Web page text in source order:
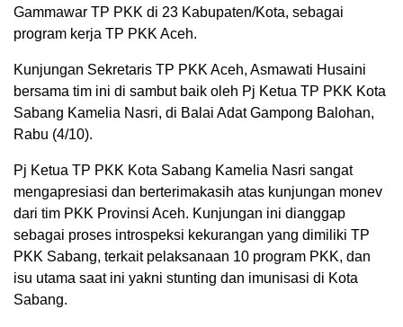
Gammawar TP PKK di 23 Kabupaten/Kota, sebagai
program kerja TP PKK Aceh.
Kunjungan Sekretaris TP PKK Aceh, Asmawati Husaini
bersama tim ini di sambut baik oleh Pj Ketua TP PKK Kota
Sabang Kamelia Nasri, di Balai Adat Gampong Balohan,
Rabu (4/10).
Pj Ketua TP PKK Kota Sabang Kamelia Nasri sangat
mengapresiasi dan berterimakasih atas kunjungan monev
dari tim PKK Provinsi Aceh. Kunjungan ini dianggap
sebagai proses introspeksi kekurangan yang dimiliki TP
PKK Sabang, terkait pelaksanaan 10 program PKK, dan
isu utama saat ini yakni stunting dan imunisasi di Kota
Sabang.